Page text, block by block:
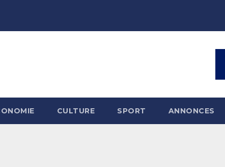
CULTURE SPORT ANNONCES